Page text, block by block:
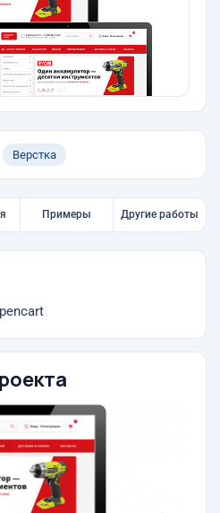
Верстка
Примеры Другие работы